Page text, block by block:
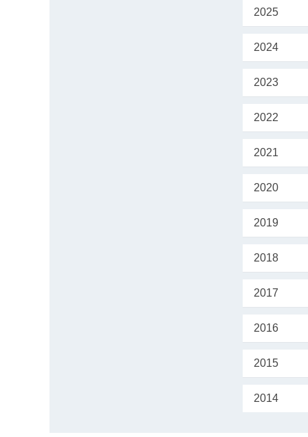
2025
2024
2023
2022
2021
2020
2019
2018
2017
2016
2015
2014